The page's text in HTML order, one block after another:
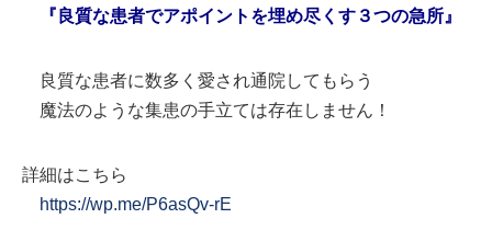
『良質な患者でアポイントを埋め尽くす３つの急所』
良質な患者に数多く愛され通院してもらう
魔法のような集患の手立ては存在しません！
詳細はこちら
https://wp.me/P6asQv-rE